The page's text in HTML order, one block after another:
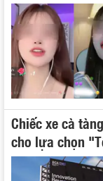
Chiếc xe cà
cho lựa chọn